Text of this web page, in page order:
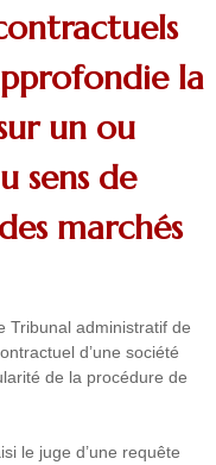
la
un ou
sens de
marchés
Tribunal administratif de
d’une société
de la procédure de
le juge d’une requête